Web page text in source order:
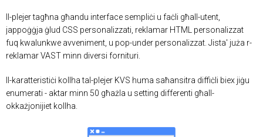
Il-plejer tagħna għandu interface sempliċi u faċli għall-utent,
jappoġġja ġlud CSS personalizzati, reklamar HTML personalizzat
fuq kwalunkwe avveniment, u pop-under personalizzat. Jista' juża r-
reklamar VAST minn diversi fornituri.
Il-karatteristiċi kollha tal-plejer KVS huma saħansitra diffiċli biex jiġu
enumerati - aktar minn 50 għażla u setting differenti għall-
okkażjonijiet kollha.